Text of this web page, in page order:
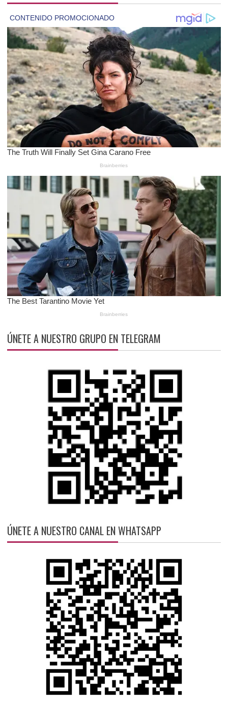
ÚNETE A NUESTRO GRUPO EN TELEGRAM
ÚNETE A NUESTRO CANAL EN WHATSAPP